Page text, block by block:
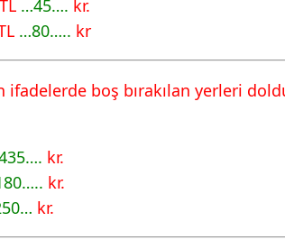
TL …45…. kr.
…80….. kr
ifadelerde boş bırakılan yerleri
kr.
kr.
kr.